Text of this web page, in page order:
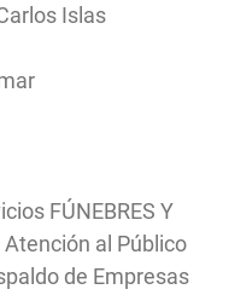
Islas
FÚNEBRES Y
Atención al Público
de Empresas